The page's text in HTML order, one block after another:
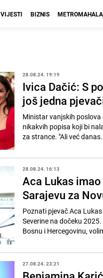
VIJESTI BIZNIS METROMAHALA
28.08.24. 19:19
Ivica Dačić: S
još jedna
Ministar vanjskih poslova
nikakvih popisa koji bi
za strance. "Ali već
28.08.24. 16:13
Aca Lukas
Sarajevu za
Poznati pjevač Aca
Severine na dočeku
Bosnu i Hercegovinu,
27.08.24. 23:21